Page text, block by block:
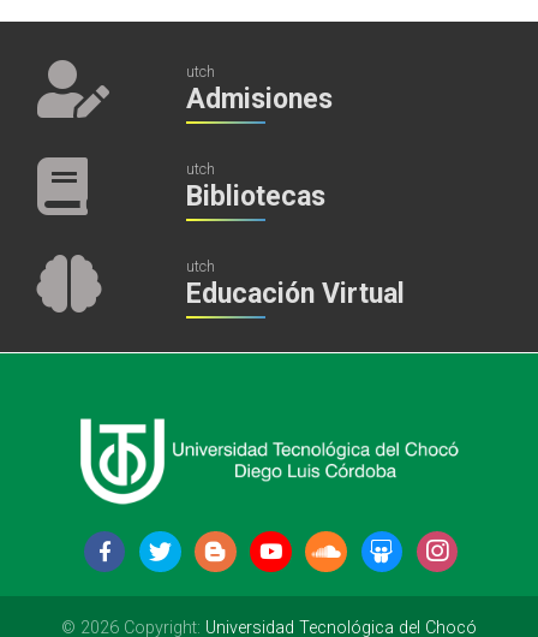
utch
Admisiones
utch
Bibliotecas
utch
Educación Virtual
© 2026 Copyright: Universidad Tecnológica del Chocó